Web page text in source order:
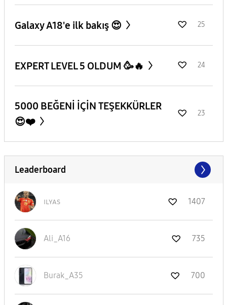
Galaxy A18'e ilk bakış 😍 25
EXPERT LEVEL 5 OLDUM 🥳🔥 24
5000 BEĞENİ İÇİN TEŞEKKÜRLER
😍❤️
23
Leaderboard
ɪʟʏᴀs 1407
Ali_A16 735
Burak_A35 700